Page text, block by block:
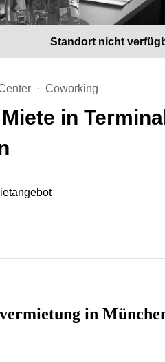
Standort nicht
Coworking
in
in